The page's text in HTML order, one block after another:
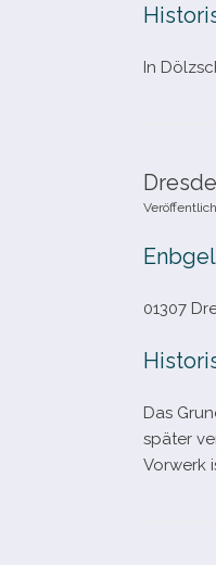
In
01307
Das
spä­ter
Vorwerk